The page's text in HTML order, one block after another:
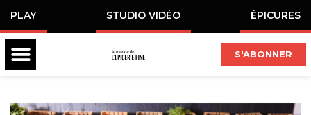
PLAY STUDIO VIDÉO ÉPICURES
S'ABONNER